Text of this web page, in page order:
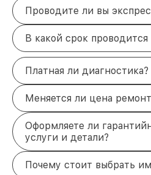
Проводите ли вы
В какой срок проводится
Платная ли диагностика?
Меняется ли цена
Оформляете ли
услуги и детали?
Почему стоит выбрать